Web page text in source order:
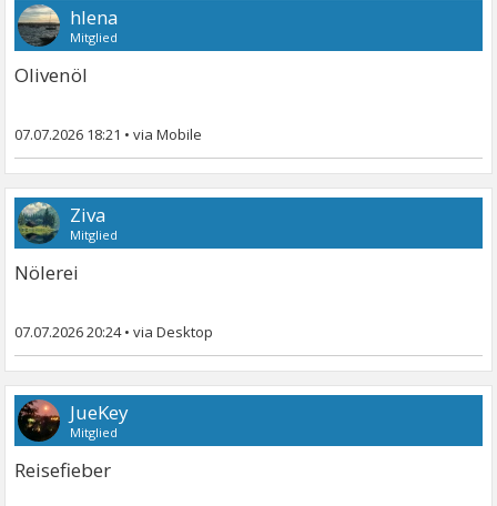
hlena
Mitglied
Olivenöl
07.07.2026 18:21 •
Ziva
Mitglied
Nölerei
07.07.2026 20:24•
JueKey
Mitglied
Reisefieber